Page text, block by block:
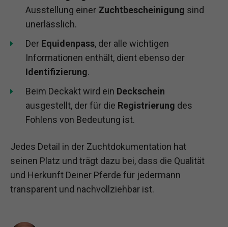
Ausstellung einer Zuchtbescheinigung sind
unerlässlich.
Der Equidenpass, der alle wichtigen
Informationen enthält, dient ebenso der
Identifizierung.
Beim Deckakt wird ein Deckschein
ausgestellt, der für die Registrierung des
Fohlens von Bedeutung ist.
Jedes Detail in der Zuchtdokumentation hat
seinen Platz und trägt dazu bei, dass die Qualität
und Herkunft Deiner Pferde für jedermann
transparent und nachvollziehbar ist.